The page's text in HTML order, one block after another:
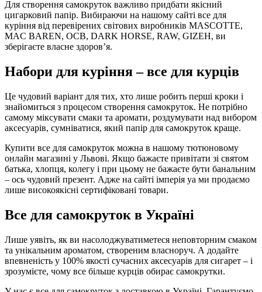
Для створення самокруток важливо придбати якісний
цигарковий папір. Вибираючи на нашому сайті все для
куріння від перевірених світових виробників MASCOTTE,
MAC BAREN, OCB, DARK HORSE, RAW, GIZEH, ви
зберігаєте власне здоров’я.
Набори для куріння – все для курців
Це чудовий варіант для тих, хто лише робить перші кроки і
знайомиться з процесом створення самокруток. Не потрібно
самому міксувати смаки та аромати, роздумувати над вибором
аксесуарів, сумніватися, який папір для самокруток краще.
Купити все для самокруток можна в нашому тютюновому
онлайн магазині у Львові. Якщо бажаєте привітати зі святом
батька, хлопця, колегу і при цьому не бажаєте бути банальним
– ось чудовий презент. Адже на сайті імперія уа ми продаємо
лише високоякісні сертифіковані товари.
Все для самокруток в Україні
Лише уявіть, як ви насолоджуватиметеся неповторним смаком
та унікальним ароматом, створеним власноруч. А додайте
впевненість у 100% якості сучасних аксесуарів для сигарет – і
зрозумієте, чому все більше курців обирає самокрутки.